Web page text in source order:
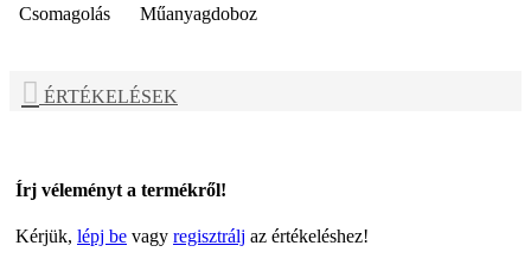
Csomagolás
Műanyagdoboz
ÉRTÉKELÉSEK
Írj véleményt a termékről!
Kérjük, lépj be vagy regisztrálj az értékeléshez!